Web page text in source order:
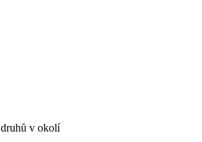
druhů v okolí